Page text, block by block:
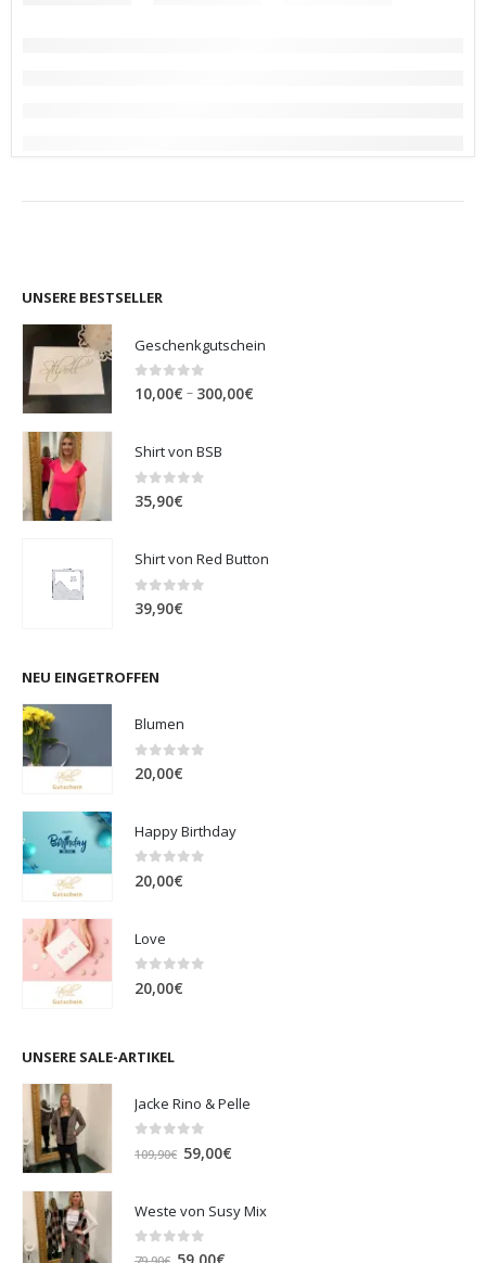
UNSERE BESTSELLER
Geschenkgutschein
0out of 5
10,00€ – 300,00€
Shirt von BSB
0out of 5
35,90€
Shirt von Red Button
0 out of 5
39,90€
NEU EINGETROFFEN
Blumen
0 out of 5
20,00€
Happy Birthday
0 out of 5
20,00€
Love
0 out of 5
20,00€
UNSERE SALE-ARTIKEL
Jacke Rino & Pelle
out of 5
109,90€ Ursprünglicher
109,90€
59,00€
59,00€.
Weste von Susy Mix
out of 5
Ursprünglicher